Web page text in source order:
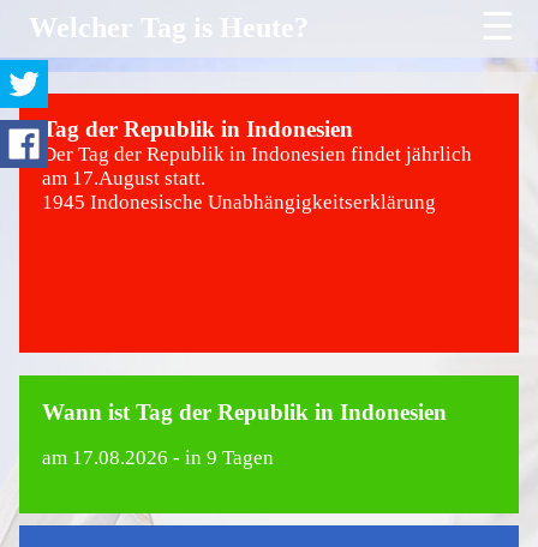
Welcher Tag is Heute? ☰
Tag der Republik in Indonesien
Der Tag der Republik in Indonesien findet jährlich
am 17.August statt.
1945 Indonesische Unabhängigkeitserklärung
Wann ist Tag der Republik in Indonesien
am 17.08.2026 - in 9 Tagen